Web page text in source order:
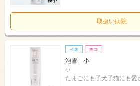
取扱い病院
泡雪 小
小
たまごにも子犬子猫にも愛